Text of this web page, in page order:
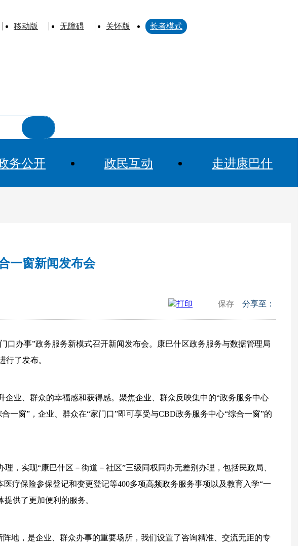
移动版 无障碍 关怀版 长者模式
务公开 政民互动 走进康巴什
一窗新闻发布会
打印 保存 分享至：
办事”政务服务新模式召开新闻发布会。康巴什区政务服务与数据管理局
行了发布。
业、群众的幸福感和获得感。聚焦企业、群众反映集中的“政务服务中心
一窗”，企业、群众在“家门口”即可享受与CBD政务服务中心“综合一窗”的
，实现“康巴什区－街道－社区”三级同权同办无差别办理，包括民政局、
疗保险参保登记和变更登记等400多项高频政务服务事项以及教育入学“一
供了更加便利的服务。
，是企业、群众办事的重要场所，我们设置了咨询精准、交流无距的专